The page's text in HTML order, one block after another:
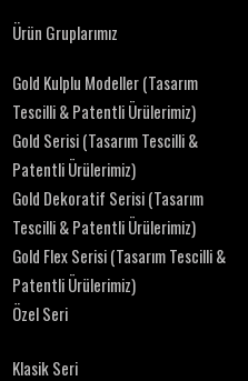
Ürün Gruplarımız
Gold Kulplu Modeller (Tasarım
Tescilli & Patentli Ürülerimiz)
Gold Serisi (Tasarım Tescilli &
Patentli Ürülerimiz)
Gold Dekoratif Serisi (Tasarım
Tescilli & Patentli Ürülerimiz)
Gold Flex Serisi (Tasarım Tescilli &
Patentli Ürülerimiz)
Özel Seri
Klasik Seri